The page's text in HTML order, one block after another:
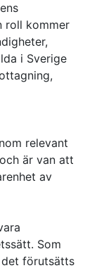
roll kommer
i Sverige
relevant
är van att
av
Som
förutsätts